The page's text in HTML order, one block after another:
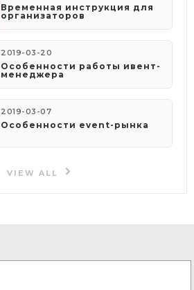
​Временная инструкция для
организаторов
2019-03-20
Особенности работы ивент-
менеджера
2019-03-07
Особенности event-рынка
VIEW ALL